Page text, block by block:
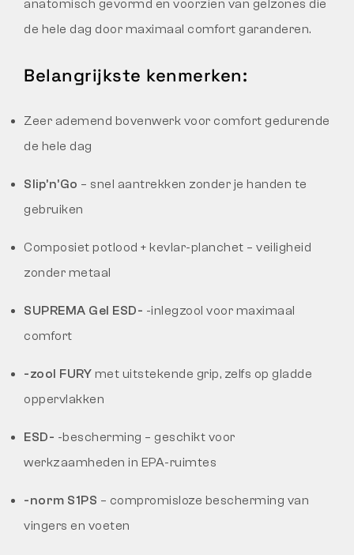
anatomisch gevormd en voorzien van gelzones die
de hele dag door maximaal comfort garanderen.
Belangrijkste kenmerken:
Zeer ademend bovenwerk voor comfort gedurende
de hele dag
Slip’n’Go – snel aantrekken zonder je handen te
gebruiken
Composiet potlood + kevlar-planchet – veiligheid
zonder metaal
SUPREMA Gel ESD- -inlegzool voor maximaal
comfort
-zool FURY met uitstekende grip, zelfs op gladde
oppervlakken
ESD- -bescherming – geschikt voor
werkzaamheden in EPA-ruimtes
-norm S1PS – compromisloze bescherming van
vingers en voeten